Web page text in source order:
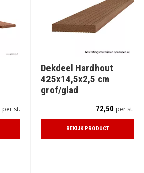
per st.
Dekdeel Hardhout
425x14,5x2,5 cm
grof/glad
72,50 per st.
BEKIJK PRODUCT